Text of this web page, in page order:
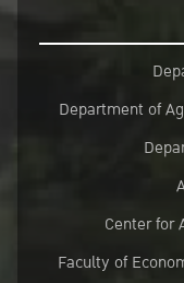
Department of
Center for
Faculty of